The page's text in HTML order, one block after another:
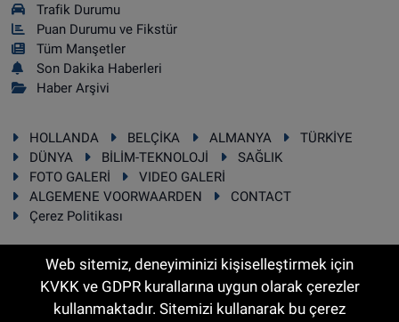
Trafik Durumu
Puan Durumu ve Fikstür
Tüm Manşetler
Son Dakika Haberleri
Haber Arşivi
HOLLANDA BELÇİKA ALMANYA
TÜRKİYE
DÜNYA
BİLİM-TEKNOLOJİ
SAĞLIK
FOTO GALERİ
VIDEO GALERİ
ALGEMENE VOORWAARDEN
CONTACT
Çerez Politikası
RSS Copyright © 2025 Sonhaber.eu Her hakkı saklıdır.
Web sitemiz, deneyiminizi kişiselleştirmek için
KVKK ve GDPR kurallarına uygun olarak çerezler
kullanmaktadır. Sitemizi kullanarak bu çerez